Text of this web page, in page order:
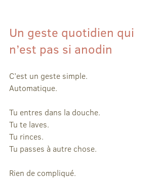
Un geste quotidien qui
n’est pas si anodin
C’est un geste simple.
Automatique.
Tu entres dans la douche.
Tu te laves.
Tu rinces.
Tu passes à autre chose.
Rien de compliqué.